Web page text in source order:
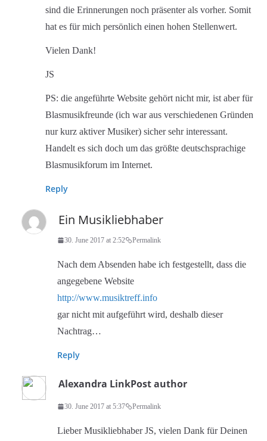
sind die Erinnerungen noch präsenter als vorher. Somit
hat es für mich persönlich einen hohen Stellenwert.
Vielen Dank!
JS
PS: die angeführte Website gehört nicht mir, ist aber für
Blasmusikfreunde (ich war aus verschiedenen Gründen
nur kurz aktiver Musiker) sicher sehr interessant.
Handelt es sich doch um das größte deutschsprachige
Blasmusikforum im Internet.
Reply
Ein Musikliebhaber
30. June 2017 at 2:52 Permalink
Nach dem Absenden habe ich festgestellt, dass die
angegebene Website
http://www.musiktreff.info
gar nicht mit aufgeführt wird, deshalb dieser
Nachtrag…
Reply
Alexandra LinkPost author
30. June 2017 at 5:37 Permalink
Lieber Musikliebhaber JS, vielen Dank für Deinen